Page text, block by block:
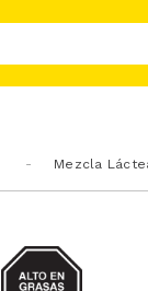
Mezcla
GRASAS-
SAT